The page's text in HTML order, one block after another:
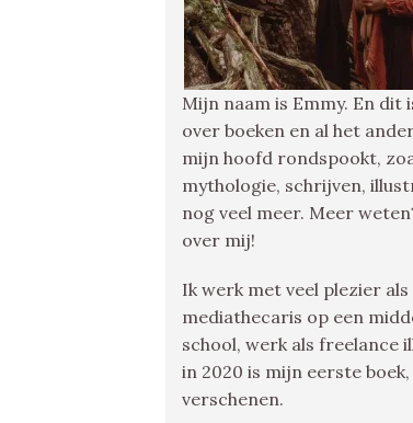
Mijn naam is Emmy. En dit
over boeken en al het
mijn hoofd rondspookt,
mythologie, schrijven,
nog veel meer. Meer
over mij!
Ik werk met veel plezier als
mediathecaris op een
school, werk als freelance
in 2020 is mijn eerste boek,
verschenen.